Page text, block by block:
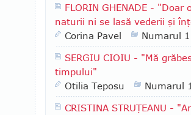
FLORIN GHENADE -
naturii ni se lasă vederii şi
Corina Pavel
Numarul
SERGIU CIOIU - "Mă
timpului"
Otilia Teposu
Numarul
CRISTINA STRUŢEANU -